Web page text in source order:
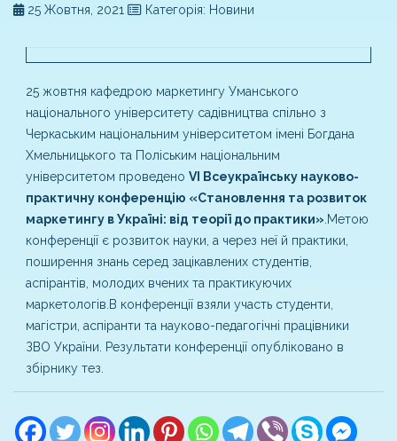
25 Жовтня, 2021 Категорія: Новини
25 жовтня кафедрою маркетингу Уманського
національного університету садівництва спільно з
Черкаським національним університетом імені Богдана
Хмельницького та Поліським національним
університетом проведено VІ Всеукраїнську науково-
практичну конференцію «Становлення та розвиток
маркетингу в Україні: від теорії до практики».Метою
конференції є розвиток науки, а через неї й практики,
поширення знань серед зацікавлених студентів,
аспірантів, молодих вчених та практикуючих
маркетологів.В конференції взяли участь студенти,
магістри, аспіранти та науково-педагогічні працівники
ЗВО України. Результати конференції опубліковано в
збірнику тез.